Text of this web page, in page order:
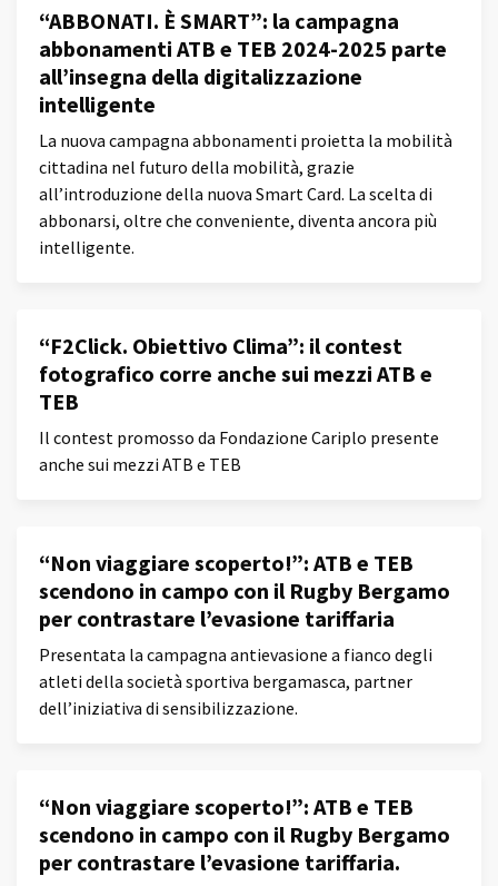
“ABBONATI. È SMART”: la campagna
abbonamenti ATB e TEB 2024-2025 parte
all’insegna della digitalizzazione
intelligente
La nuova campagna abbonamenti proietta la mobilità
cittadina nel futuro della mobilità, grazie
all’introduzione della nuova Smart Card. La scelta di
abbonarsi, oltre che conveniente, diventa ancora più
intelligente.
“F2Click. Obiettivo Clima”: il contest
fotografico corre anche sui mezzi ATB e
TEB
Il contest promosso da Fondazione Cariplo presente
anche sui mezzi ATB e TEB
“Non viaggiare scoperto!”: ATB e TEB
scendono in campo con il Rugby Bergamo
per contrastare l’evasione tariffaria
Presentata la campagna antievasione a fianco degli
atleti della società sportiva bergamasca, partner
dell’iniziativa di sensibilizzazione.
“Non viaggiare scoperto!”: ATB e TEB
scendono in campo con il Rugby Bergamo
per contrastare l’evasione tariffaria.